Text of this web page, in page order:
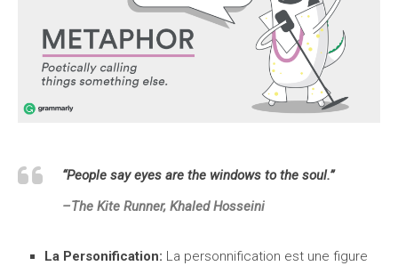
“People say eyes are the windows to the soul.”
–The Kite Runner, Khaled Hosseini
La Personification: La personnification est une figure